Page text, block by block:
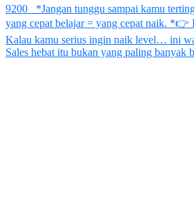
Sales hebat itu bukan yang paling banyak